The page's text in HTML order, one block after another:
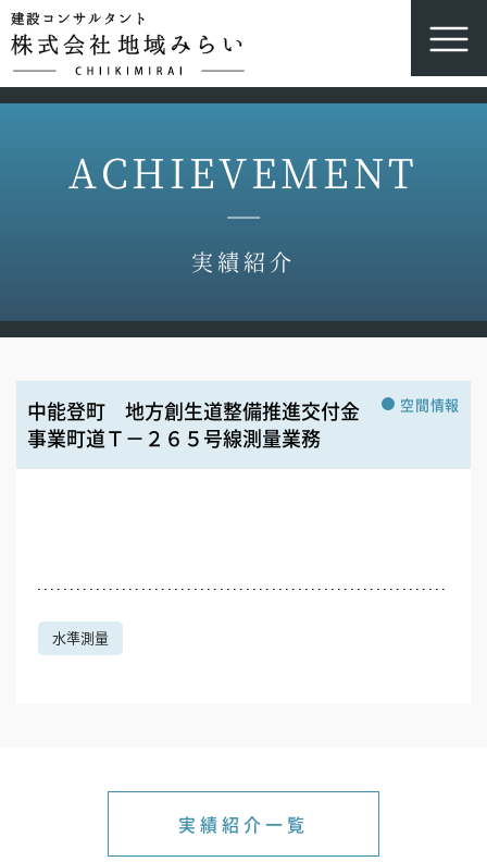
ACHIEVEMENT
実績紹介
中能登町 地方創生道整備推進交付金
事業町道Ｔ－２６５号線測量業務
空間情報
水準測量
実績紹介一覧